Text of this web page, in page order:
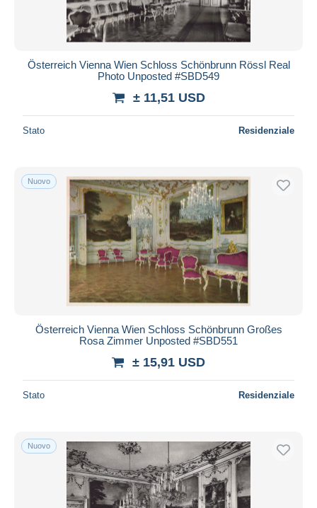
Österreich Vienna Wien Schloss Schönbrunn Rössl Real
Photo Unposted #SBD549
± 11,51 USD
Stato Residenziale
Nuovo
Österreich Vienna Wien Schloss Schönbrunn Großes
Rosa Zimmer Unposted #SBD551
± 15,91 USD
Stato Residenziale
Nuovo